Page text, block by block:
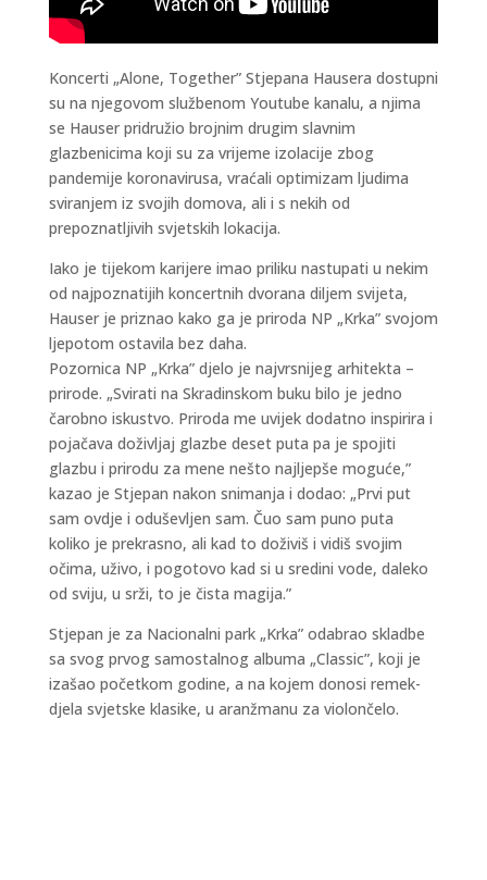
Koncerti „Alone, Together” Stjepana Hausera dostupni
su na njegovom službenom Youtube kanalu, a njima
se Hauser pridružio brojnim drugim slavnim
glazbenicima koji su za vrijeme izolacije zbog
pandemije koronavirusa, vraćali optimizam ljudima
sviranjem iz svojih domova, ali i s nekih od
prepoznatljivih svjetskih lokacija.
Iako je tijekom karijere imao priliku nastupati u nekim
od najpoznatijih koncertnih dvorana diljem svijeta,
Hauser je priznao kako ga je priroda NP „Krka” svojom
ljepotom ostavila bez daha.
Pozornica NP „Krka” djelo je najvrsnijeg arhitekta –
prirode. „Svirati na Skradinskom buku bilo je jedno
čarobno iskustvo. Priroda me uvijek dodatno inspirira i
pojačava doživljaj glazbe deset puta pa je spojiti
glazbu i prirodu za mene nešto najljepše moguće,”
kazao je Stjepan nakon snimanja i dodao: „Prvi put
sam ovdje i oduševljen sam. Čuo sam puno puta
koliko je prekrasno, ali kad to doživiš i vidiš svojim
očima, uživo, i pogotovo kad si u sredini vode, daleko
od sviju, u srži, to je čista magija.”
Stjepan je za Nacionalni park „Krka” odabrao skladbe
sa svog prvog samostalnog albuma „Classic”, koji je
izašao početkom godine, a na kojem donosi remek-
djela svjetske klasike, u aranžmanu za violončelo.